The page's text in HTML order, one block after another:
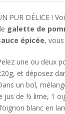
PUR DÉLICE !
galette de
épicée,
une ou deux
et déposez
un bol,
jus de ½ lime, 1
blanc en